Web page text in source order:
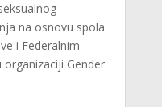
na osnovu spola
i Federalnim
Gender